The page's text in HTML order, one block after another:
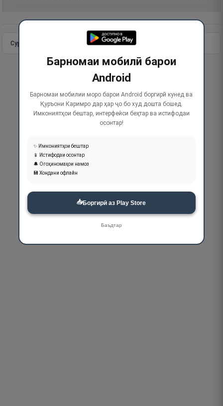
Сураи пурра Идома додан
Барномаи мобилӣ барои
Android
Барномаи мобилии моро барои Android боргирӣ кунед ва
Қуръони Каримро дар ҳар ҷо бо худ дошта бошед.
Имкониятҳои бештар, интерфейси беҳтар ва истифодаи
осонтар!
✨ Имкониятҳои бештар
📱 Истифодаи осонтар
🔔 Огоҳиномаҳои намоз
💾 Хондани офлайн
📥Боргирӣ аз Play Store
Баъдтар